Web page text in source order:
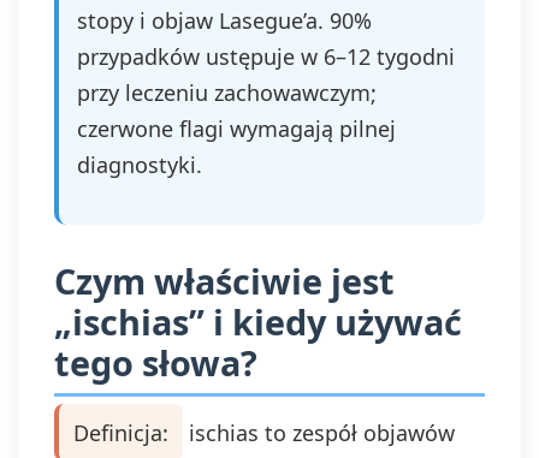
stopy i objaw Lasegue’a. 90%
przypadków ustępuje w 6–12 tygodni
przy leczeniu zachowawczym;
czerwone flagi wymagają pilnej
diagnostyki.
Czym właściwie jest
„ischias” i kiedy używać
tego słowa?
Definicja:
ischias to zespół objawów